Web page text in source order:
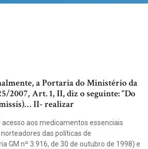
a Portaria do Ministério da
2007, Art. 1, II, diz o seguinte: “Do
II- realizar
acesso aos medicamentos essenciais
das políticas de
GM nº 3.916, de 30 de outubro de 1998) e